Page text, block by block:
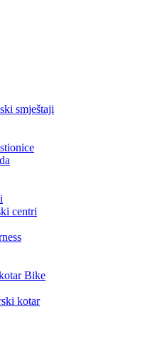
smještaji
centri